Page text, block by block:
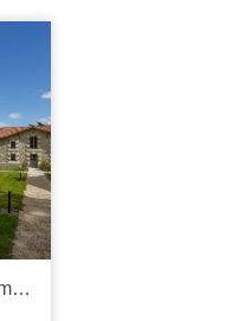
Coffret Nuit de Charme en Dépendance